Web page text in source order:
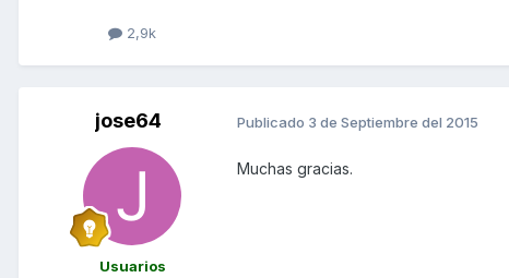
2,9k
jose64
Usuarios
Publicado 3 de Septiembre del 2015
Muchas gracias.